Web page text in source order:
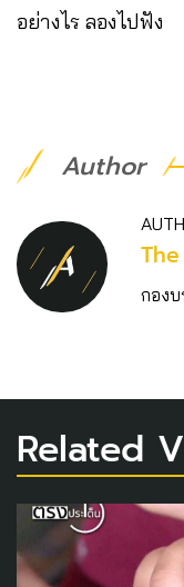
อย่างไร ลองไปฟัง
Author
กอง
Related